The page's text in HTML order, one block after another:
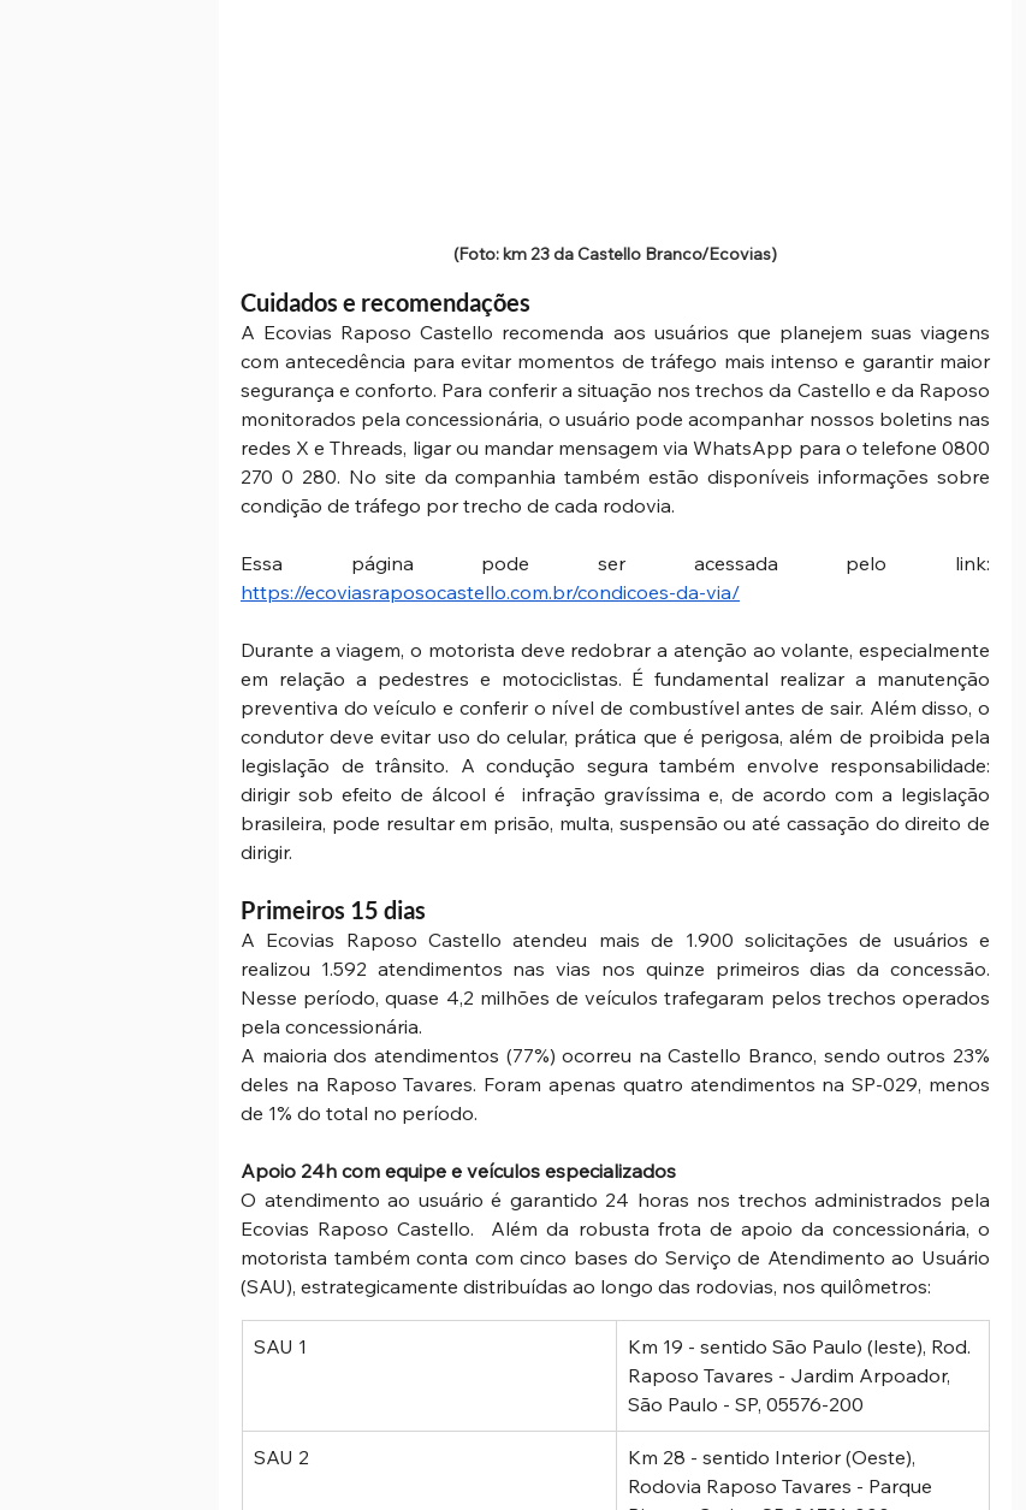
(Foto: km 23 da Castello Branco/Ecovias)
Cuidados e recomendações
A Ecovias Raposo Castello recomenda aos usuários que planejem suas viagens
com antecedência para evitar momentos de tráfego mais intenso e garantir maior
segurança e conforto. Para conferir a situação nos trechos da Castello e da Raposo
monitorados pela concessionária, o usuário pode acompanhar nossos boletins nas
redes X e Threads, ligar ou mandar mensagem via WhatsApp para o telefone 0800
270 0 280. No site da companhia também estão disponíveis informações sobre
condição de tráfego por trecho de cada rodovia.
https://ecoviasraposocastello.com.br/condicoes-da-via/
Durante a viagem, o motorista deve redobrar a atenção ao volante, especialmente
em relação a pedestres e motociclistas. É fundamental realizar a manutenção
preventiva do veículo e conferir o nível de combustível antes de sair. Além disso, o
condutor deve evitar uso do celular, prática que é perigosa, além de proibida pela
legislação de trânsito. A condução segura também envolve responsabilidade:
dirigir sob efeito de álcool é  infração gravíssima e, de acordo com a legislação
brasileira, pode resultar em prisão, multa, suspensão ou até cassação do direito de
dirigir.
Primeiros 15 dias
A Ecovias Raposo Castello atendeu mais de 1.900 solicitações de usuários e
realizou 1.592 atendimentos nas vias nos quinze primeiros dias da concessão.
Nesse período, quase 4,2 milhões de veículos trafegaram pelos trechos operados
pela concessionária.
A maioria dos atendimentos (77%) ocorreu na Castello Branco, sendo outros 23%
deles na Raposo Tavares. Foram apenas quatro atendimentos na SP-029, menos
de 1% do total no período.
Apoio 24h com equipe e veículos especializados
O atendimento ao usuário é garantido 24 horas nos trechos administrados pela
Ecovias Raposo Castello.  Além da robusta frota de apoio da concessionária, o
motorista também conta com cinco bases do Serviço de Atendimento ao Usuário
(SAU), estrategicamente distribuídas ao longo das rodovias, nos quilômetros:
SAU 1
Km 19 - sentido São Paulo (leste), Rod.
Raposo Tavares - Jardim Arpoador,
São Paulo - SP, 05576-200
SAU 2
Km 28 - sentido Interior (Oeste),
Rodovia Raposo Tavares - Parque